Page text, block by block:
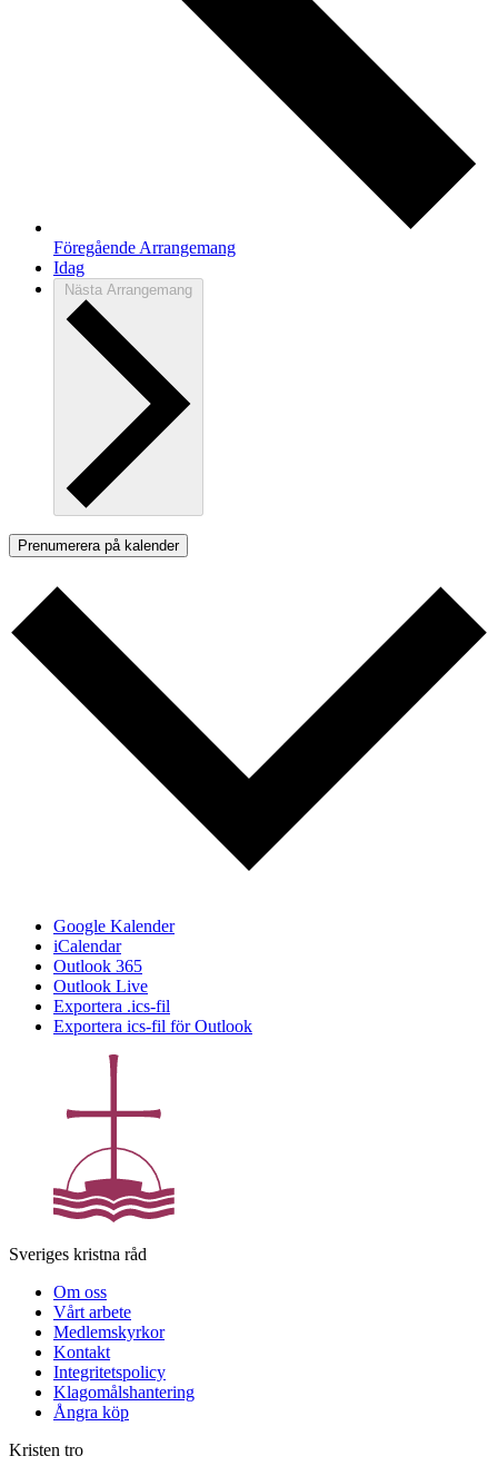
Föregående Arrangemang
Idag
Nästa Arrangemang
Prenumerera på kalender
Google Kalender
iCalendar
Outlook 365
Outlook Live
Exportera .ics-fil
Exportera ics-fil för Outlook
Sveriges kristna råd
Om oss
Vårt arbete
Medlemskyrkor
Kontakt
Integritetspolicy
Klagomålshantering
Ångra köp
Kristen tro